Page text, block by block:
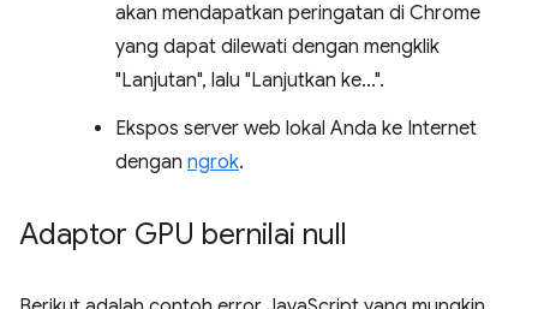
akan mendapatkan peringatan di Chrome
yang dapat dilewati dengan mengklik
"Lanjutan", lalu "Lanjutkan ke...".
Ekspos server web lokal Anda ke Internet
dengan ngrok.
Adaptor GPU bernilai null